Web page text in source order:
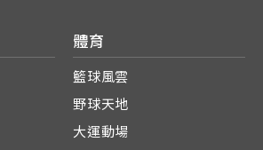
體育
籃球風雲
野球天地
大運動場